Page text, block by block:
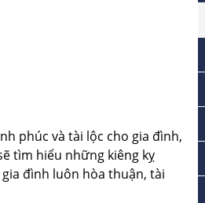
phúc và tài lộc cho gia đình,
tìm hiểu những kiêng kỵ
đình luôn hòa thuận, tài